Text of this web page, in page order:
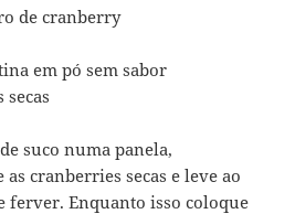
de cranberry
em pó sem sabor
suco numa panela,
as cranberries secas e leve ao
ferver. Enquanto isso coloque